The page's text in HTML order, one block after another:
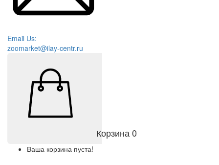
Email Us:
zoomarket@ilay-centr.ru
Корзина0
Ваша корзина пуста!